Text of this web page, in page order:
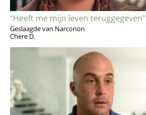
“Heeft me mijn leven teruggegeven”
Geslaagde van Narconon
Chere D.